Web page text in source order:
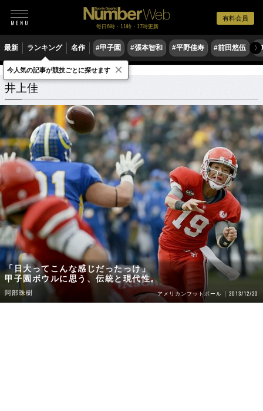
有料会員
毎日6時・11時・17時更新
最新 ランキング 名作 #甲子園 #張本智和 #平野佳寿 #前田悠伍 〉
井上佳 関連記事
井上佳
「日大ってこんな感じだったっけ」
甲子園ボウルに思う、伝統と現代性。
阿部珠樹 アメリカンフットボール 2013/12/20
今人気の記事が競技ごとに探せます ×